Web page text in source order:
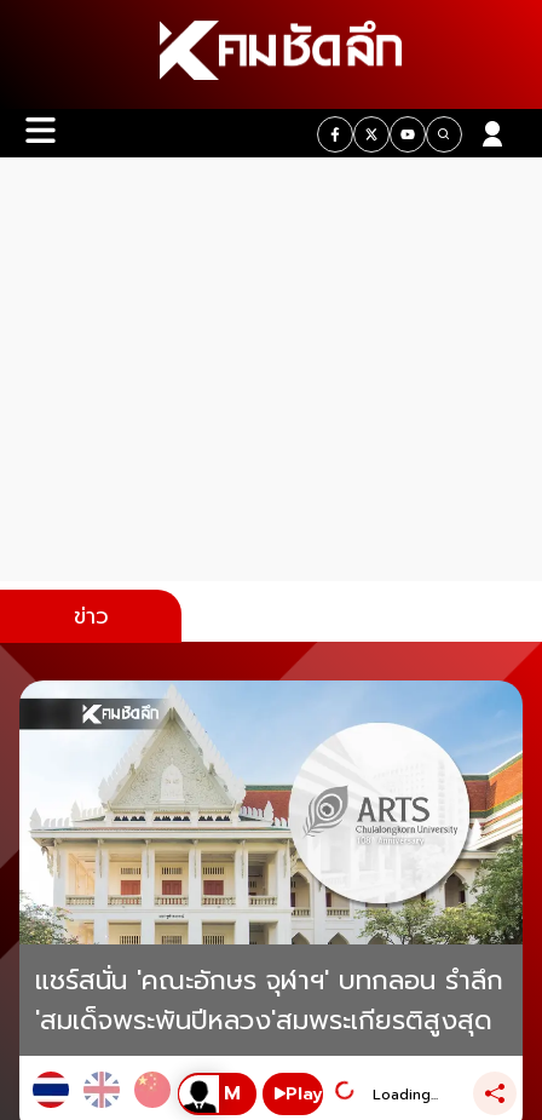
ข่าว
แชร์สนั่น 'คณะอักษร จุฬาฯ' บทกลอน รำลึก
'สมเด็จพระพันปีหลวง'สมพระเกียรติสูงสุด
Play Loading...